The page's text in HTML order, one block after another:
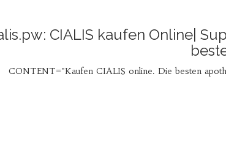
CIALIS kaufen Online|
CONTENT="Kaufen CIALIS online. Die besten